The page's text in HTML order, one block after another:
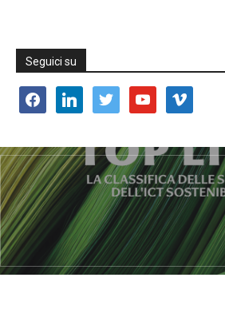
Seguici su
facebooklinkedin twitter youtube vimeo